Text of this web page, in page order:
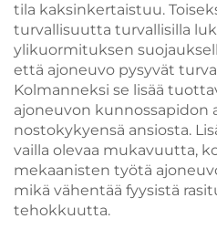
tila kaksinkertaistuu.
turvallisuutta turvallisilla
ylikuormituksen
että ajoneuvo pysyvät
Kolmanneksi se lisää
ajoneuvon kunnossapidon
nostokykyensä ansiosta.
vailla olevaa mukavuutta,
mekaanisten työtä
mikä vähentää fyysistä
tehokkuutta.